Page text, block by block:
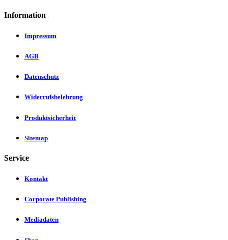
Information
Impressum
AGB
Datenschutz
Widerrufsbelehrung
Produktsicherheit
Sitemap
Service
Kontakt
Corporate Publishing
Mediadaten